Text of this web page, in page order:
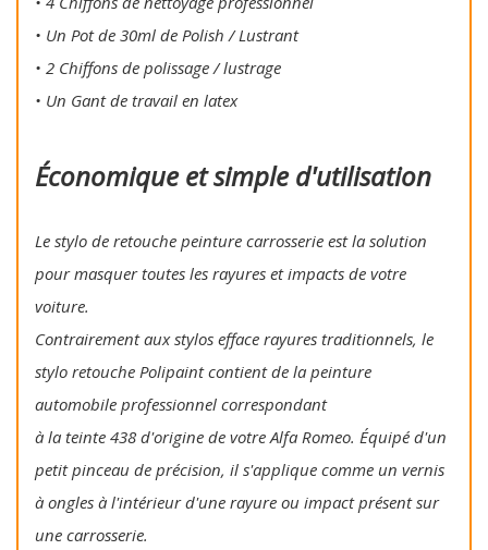
• Un Pot de 30ml de Polish / Lustrant
• 2 Chiffons de polissage / lustrage
• Un Gant de travail en latex
Économique et simple d'utilisation
Le stylo de retouche peinture carrosserie est la solution
pour masquer toutes les rayures et impacts de votre
voiture.
Contrairement aux stylos efface rayures traditionnels, le
stylo retouche Polipaint contient de la peinture
automobile professionnel correspondant
à la teinte 438 d'origine de votre Alfa Romeo. Équipé d'un
petit pinceau de précision, il s'applique comme un vernis
à ongles à l'intérieur d'une rayure ou impact présent sur
une carrosserie.